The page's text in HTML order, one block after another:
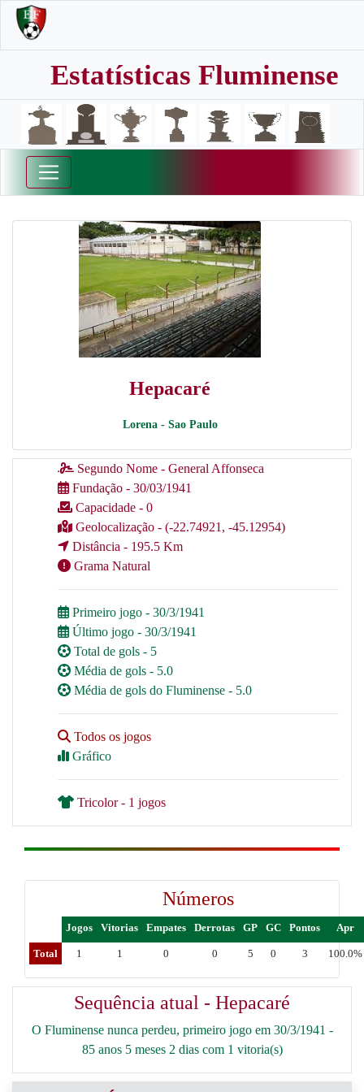
Estatísticas Fluminense
Hepacaré
Lorena - Sao Paulo
Segundo Nome - General Affonseca
Fundação - 30/03/1941
Capacidade - 0
Geolocalização - (-22.74921, -45.12954)
Distância - 195.5 Km
Grama Natural
Primeiro jogo - 30/3/1941
Último jogo - 30/3/1941
Total de gols - 5
Média de gols - 5.0
Média de gols do Fluminense - 5.0
Todos os jogos
Gráfico
Tricolor - 1 jogos
Números
Jogos Vitorias Empates Derrotas GP GC Pontos Apr
Total 1 1 0 0 5 0 3 100.0%
Sequência atual - Hepacaré
O Fluminense nunca perdeu, primeiro jogo em 30/3/1941 -
85 anos 5 meses 2 dias com 1 vitoria(s)